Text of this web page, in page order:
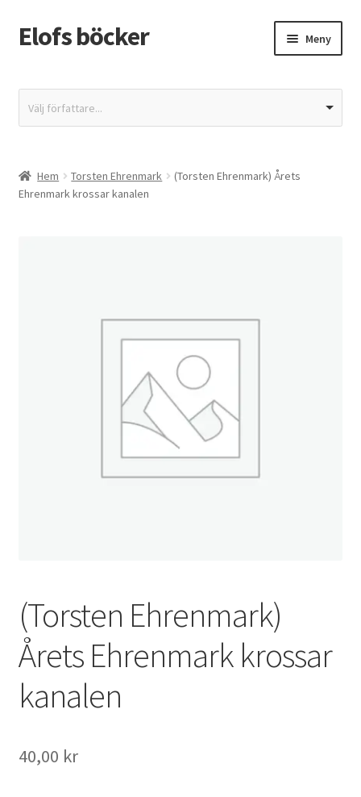
Hoppa
till
Hoppa
till
Elofs böcker Meny
Återbetalnings- och returpolicy
Välj författare...
Hem Torsten Ehrenmark
(Torsten Ehrenmark) Årets
Ehrenmark krossar kanalen
(Torsten Ehrenmark)
Årets Ehrenmark krossar
kanalen
40,00 kr